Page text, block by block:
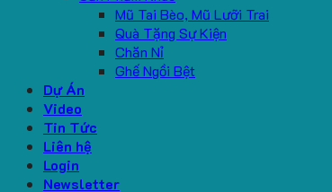
Mũ Tai Bèo, Mũ Lưỡi Trai
Quà Tặng Sự Kiện
Chăn Nỉ
Ghế Ngồi Bệt
Dự Án
Video
Tin Tức
Liên hệ
Login
Newsletter